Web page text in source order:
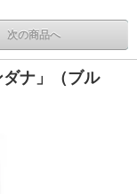
次の商品へ
ナ」（ブル